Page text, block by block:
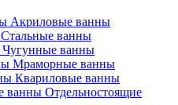
Акриловые ванны
Стальные ванны
Чугунные ванны
Мраморные ванны
Квариловые ванны
Отдельностоящие